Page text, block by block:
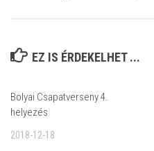
EZ IS ÉRDEKELHET ...
Bolyai Csapatverseny 4.
helyezés
2018-12-18